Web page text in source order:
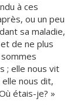
à ces
ou un peu
sa maladie,
de ne plus
; elle nous vit
nous dit,
étais-je? »